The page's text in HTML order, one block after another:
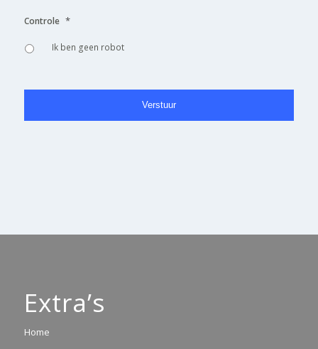
Controle *
Ik ben geen robot
Extra’s
Home